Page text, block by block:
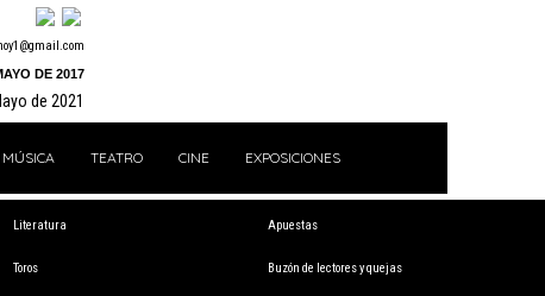
DE 2017
de 2021
MÚSICA TEATRO CINE EXPOSICIONES
Literatura
Toros
Apuestas
Buzón de lectores y quejas